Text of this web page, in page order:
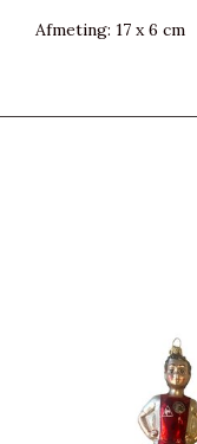
Afmeting: 17 x 6 cm